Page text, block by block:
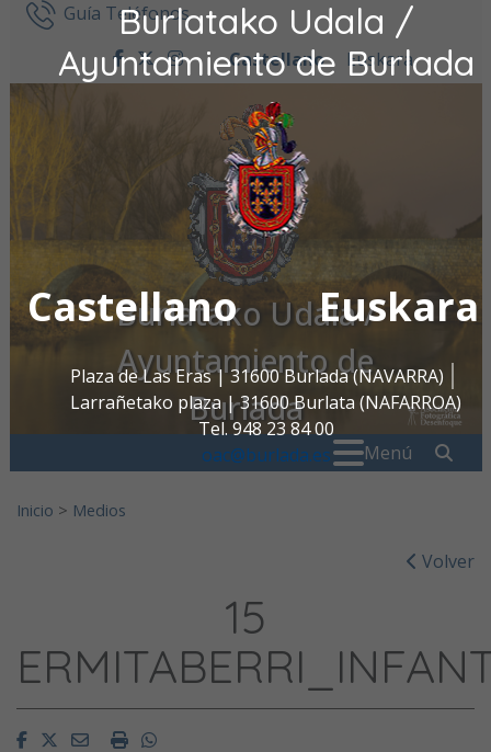
Burlatako Udala /
Ayuntamiento de Burlada
Castellano Euskara
Plaza de Las Eras | 31600 Burlada (NAVARRA)
Larrañetako plaza | 31600 Burlata (NAFARROA)
Tel. 948 23 84 00
oac@burlada.es
Ir al contenidoGuía Teléfonos
facebook
twitter
instagram
Castellano Euskara
Burlatako Udala /
Ayuntamiento de
Burlada
Menú
Inicio > Medios
Volver
15
FacebookTwitterEmailImprimirWhatsapp